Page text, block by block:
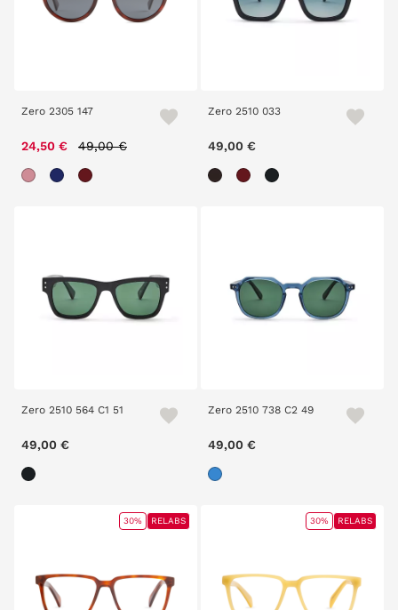
Zero 2305 147
24,50 € Price reduced from
49,00 €
Zero 2510 033
49,00 €
Zero 2510 564 C1 51
49,00 €
Zero 2510 738 C2 49
49,00 €
30% RELABS 30% RELABS